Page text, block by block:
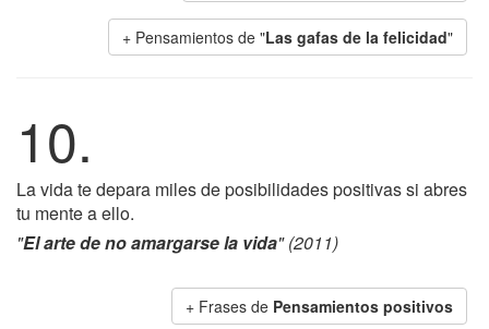
+ Pensamientos de "Las gafas de la felicidad"
10.
La vida te depara miles de posibilidades positivas si abres
tu mente a ello.
"El arte de no amargarse la vida" (2011)
+ Frases de Pensamientos positivos